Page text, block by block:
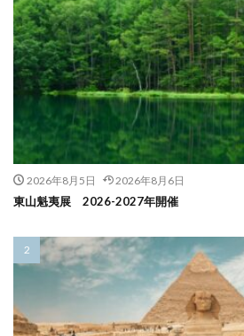
2026年8月5日 2026年8月6日
東山魁夷展 2026-2027年開催